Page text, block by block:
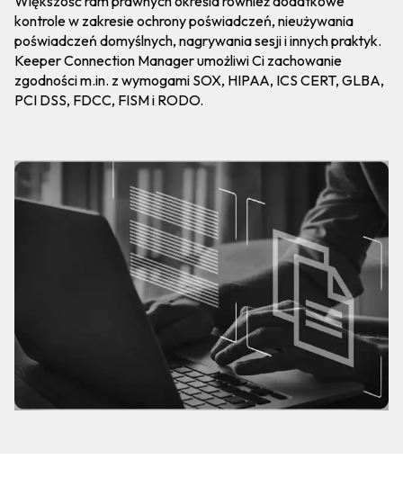
kontrole w zakresie ochrony poświadczeń, nieużywania
poświadczeń domyślnych, nagrywania sesji i innych praktyk.
Keeper Connection Manager umożliwi Ci zachowanie
zgodności m.in. z wymogami SOX, HIPAA, ICS CERT, GLBA,
PCI DSS, FDCC, FISM i RODO.